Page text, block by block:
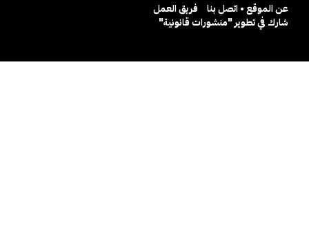
عن الموقع • اتصل بنا
فريق العمل
شارك في تطوير "منشورات قانونية"